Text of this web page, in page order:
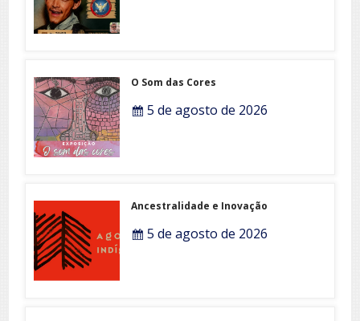
O Som das Cores
5 de agosto de 2026
Ancestralidade e Inovação
5 de agosto de 2026